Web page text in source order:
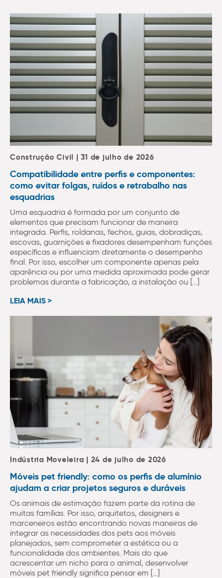
Construção Civil | 31 de julho de 2026
Compatibilidade entre perfis e componentes:
como evitar folgas, ruídos e retrabalho nas
esquadrias
Uma esquadria é formada por um conjunto de
elementos que precisam funcionar de maneira
integrada. Perfis, roldanas, fechos, guias, dobradiças,
escovas, guarnições e fixadores desempenham funções
específicas e influenciam diretamente o desempenho
final. Por isso, escolher um componente apenas pela
aparência ou por uma medida aproximada pode gerar
problemas durante a fabricação, a instalação ou […]
LEIA MAIS >
Indústria Moveleira | 24 de julho de 2026
Móveis pet friendly: como os perfis de alumínio
ajudam a criar projetos seguros e duráveis
Os animais de estimação fazem parte da rotina de
muitas famílias. Por isso, arquitetos, designers e
marceneiros estão encontrando novas maneiras de
integrar as necessidades dos pets aos móveis
planejados, sem comprometer a estética ou a
funcionalidade dos ambientes. Mais do que
acrescentar um nicho para o animal, desenvolver
móveis pet friendly significa pensar em […]